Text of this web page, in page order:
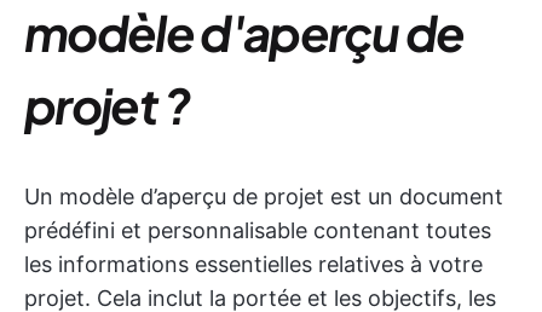
modèle d'aperçu de
projet ?
Un modèle d’aperçu de projet est un document
prédéfini et personnalisable contenant toutes
les informations essentielles relatives à votre
projet. Cela inclut la portée et les objectifs, les